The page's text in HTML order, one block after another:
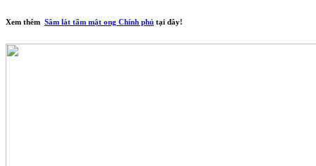
Xem thêm Sâm lát tẩm mật ong Chính phủ tại đây!